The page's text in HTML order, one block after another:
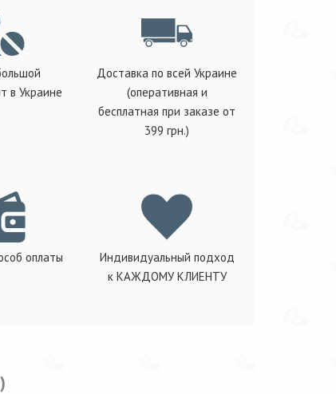
в Украине
Доставка по всей Украине
(оперативная и
бесплатная при заказе от
399 грн.)
оплаты
Индивидуальный подход
к КАЖДОМУ КЛИЕНТУ